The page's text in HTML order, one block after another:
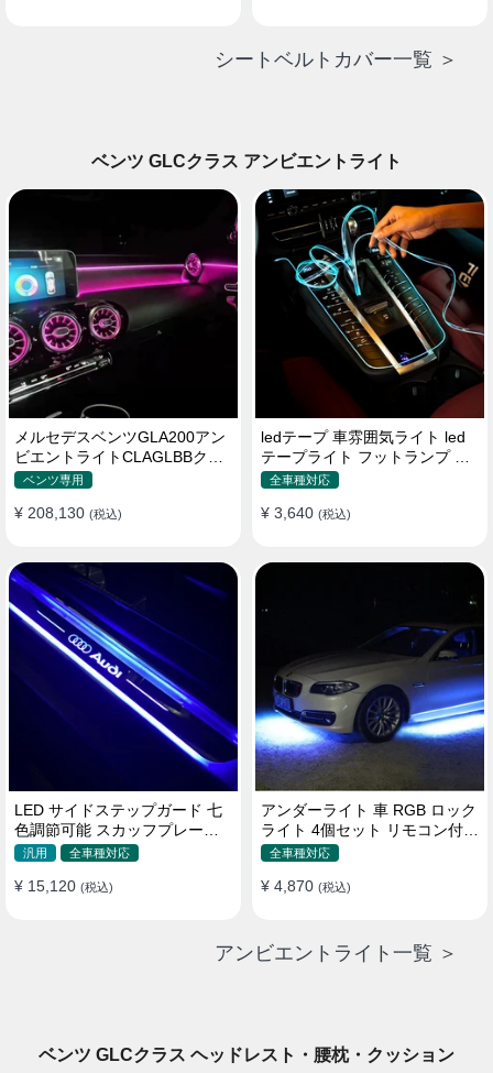
シートベルトカバー一覧 ＞
ベンツ GLCクラス アンビエントライト
メルセデスベンツGLA200アン
ビエントライトCLAGLBBクラ
スルミナスタービンエアアウト
ルカムライト
ベンツ専用
¥ 208,130 (税込)
ledテープ 車雰囲気ライト led
テープライト フットランプ 車
内装飾 USB 3メートル
全車種対応
¥ 3,640 (税込)
LED サイドステップガード 七
色調節可能 スカッフプレート
汎用 全車種対応
¥ 15,120 (税込)
アンダーライト 車 RGB ロック
ライト 4個セット リモコン付き
ボタンスイッチ付き 多機能 車
水 おしゃれ
全車種対応
¥ 4,870 (税込)
アンビエントライト一覧 ＞
ベンツ GLCクラス ヘッドレスト・腰枕・クッション